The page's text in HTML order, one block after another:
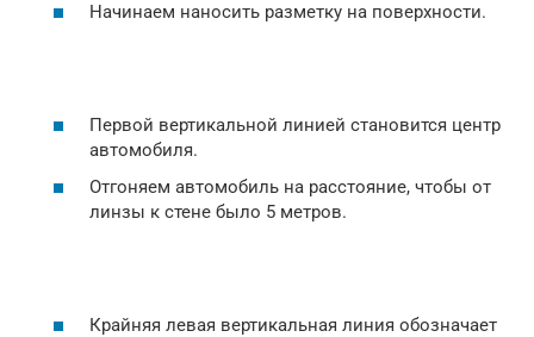
Начинаем наносить разметку на поверхности.
Первой вертикальной линией становится центр
автомобиля.
Отгоняем автомобиль на расстояние, чтобы от
линзы к стене было 5 метров.
Крайняя левая вертикальная линия обозначает